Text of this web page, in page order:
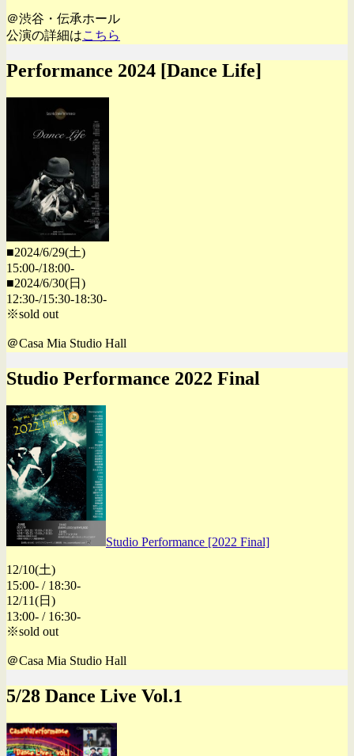
＠渋谷・伝承ホール
公演の詳細はこちら
Performance 2024 [Dance Life]
■2024/6/29(土)
15:00-/18:00-
■2024/6/30(日)
12:30-/15:30-18:30-
※sold out
＠Casa Mia Studio Hall
Studio Performance 2022 Final
Studio Performance [2022 Final]
12/10(土)
15:00- / 18:30-
12/11(日)
13:00- / 16:30-
※sold out
＠Casa Mia Studio Hall
5/28 Dance Live Vol.1